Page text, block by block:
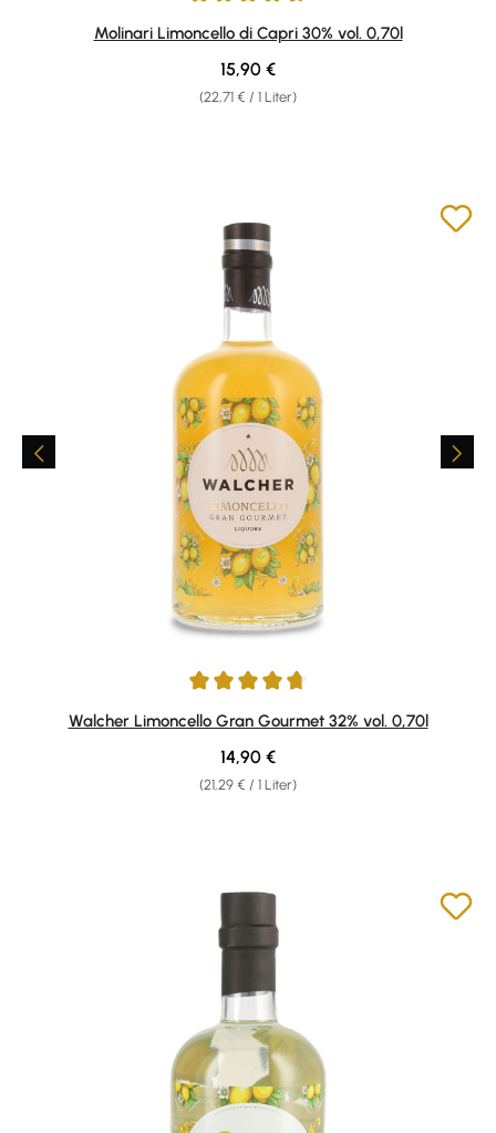
Durchschnittliche Bewertung von 4.84 von 5 Sternen
Molinari Limoncello di Capri 30% vol. 0,70l
(22,71 € / 1 Liter)
Regulärer Preis:
15,90 €
Durchschnittliche Bewertung von 4.85 von 5 Sternen
Walcher Limoncello Gran Gourmet 32% vol. 0,70l
(21,29 € / 1 Liter)
Regulärer Preis:
14,90 €